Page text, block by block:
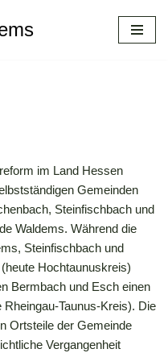
im Land Hessen
Gemeinden
Steinfischbach und
Waldems. Während die
Steinfischbach und
Hochtaunuskreis)
Bermbach und Esch einen
Taunus-Kreis). Die
Ortsteile der Gemeinde
Vergangenheit